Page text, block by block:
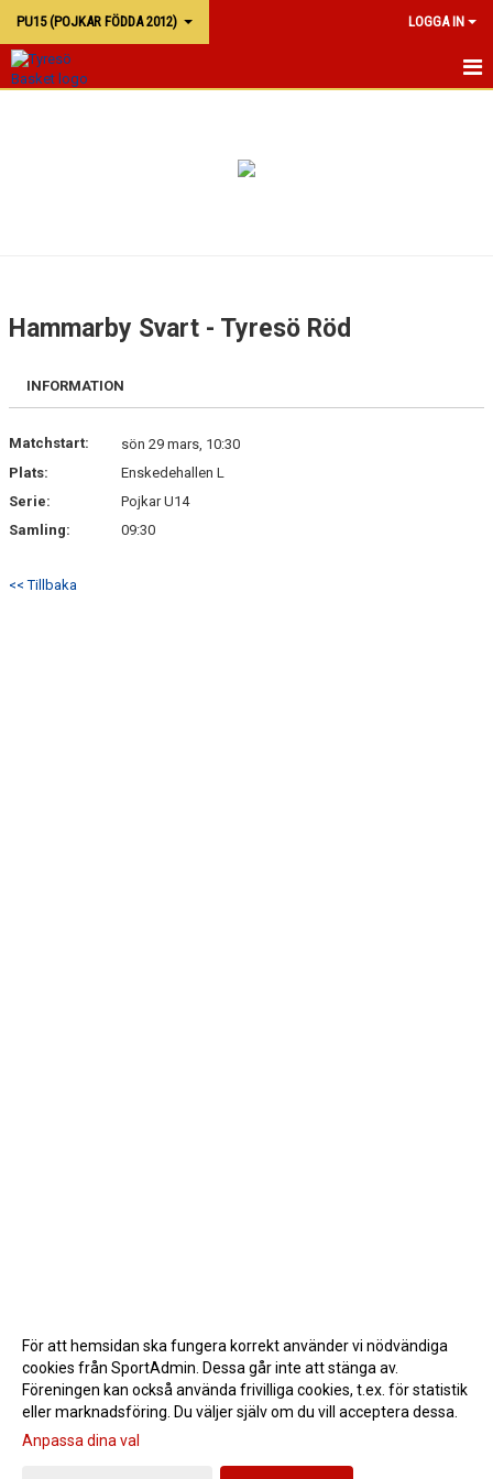
PU15 (POJKAR FÖDDA 2012) LOGGA IN
Hammarby Svart - Tyresö Röd
INFORMATION
Matchstart:
sön 29 mars, 10:30
Plats:
Enskedehallen L
Serie:
Pojkar U14
Samling:
09:30
<< Tillbaka
Gå till Webbversion
För att hemsidan ska fungera korrekt använder vi nödvändiga
cookies från SportAdmin. Dessa går inte att stänga av.
Föreningen kan också använda frivilliga cookies, t.ex. för statistik
eller marknadsföring. Du väljer själv om du vill acceptera dessa.
Anpassa dina val